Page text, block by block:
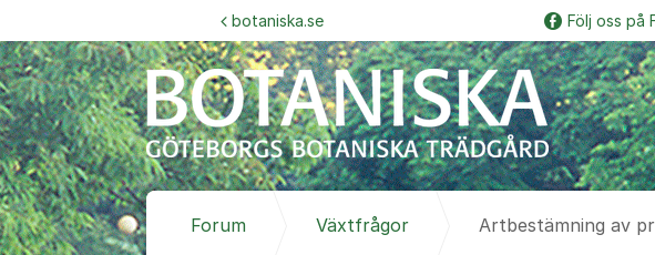
botaniska.se Följ oss på
Forum Växtfrågor